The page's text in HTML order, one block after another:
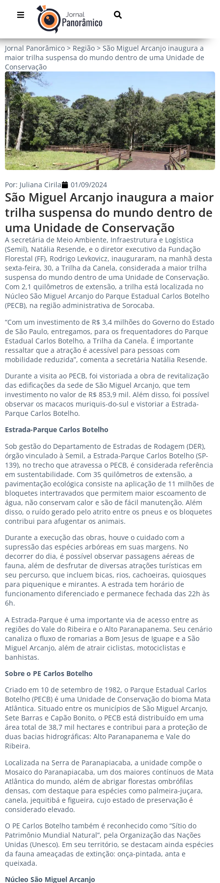
Jornal Panorâmico > Região > São Miguel Arcanjo inaugura a
maior trilha suspensa do mundo dentro de uma Unidade de
Conservação
São Miguel Arcanjo inaugura a maior
trilha suspensa do mundo dentro de
uma Unidade de Conservação
Por: Juliana Cirila 01/09/2024
A secretária de Meio Ambiente, Infraestrutura e Logística
(Semil), Natália Resende, e o diretor executivo da Fundação
Florestal (FF), Rodrigo Levkovicz, inauguraram, na manhã desta
sexta-feira, 30, a Trilha da Canela, considerada a maior trilha
suspensa do mundo dentro de uma Unidade de Conservação.
Com 2,1 quilômetros de extensão, a trilha está localizada no
Núcleo São Miguel Arcanjo do Parque Estadual Carlos Botelho
(PECB), na região administrativa de Sorocaba.
“Com um investimento de R$ 3,4 milhões do Governo do Estado
de São Paulo, entregamos, para os frequentadores do Parque
Estadual Carlos Botelho, a Trilha da Canela. É importante
ressaltar que a atração é acessível para pessoas com
mobilidade reduzida”, comenta a secretária Natália Resende.
Durante a visita ao PECB, foi vistoriada a obra de revitalização
das edificações da sede de São Miguel Arcanjo, que tem
investimento no valor de R$ 853,9 mil. Além disso, foi possível
observar os macacos muriquis-do-sul e vistoriar a Estrada-
Parque Carlos Botelho.
Estrada-Parque Carlos Botelho
Sob gestão do Departamento de Estradas de Rodagem (DER),
órgão vinculado à Semil, a Estrada-Parque Carlos Botelho (SP-
139), no trecho que atravessa o PECB, é considerada referência
em sustentabilidade. Com 35 quilômetros de extensão, a
pavimentação ecológica consiste na aplicação de 11 milhões de
bloquetes intertravados que permitem maior escoamento de
água, não conservam calor e são de fácil manutenção. Além
disso, o ruído gerado pelo atrito entre os pneus e os bloquetes
contribui para afugentar os animais.
Durante a execução das obras, houve o cuidado com a
supressão das espécies arbóreas em suas margens. No
decorrer do dia, é possível observar passagens aéreas de
fauna, além de desfrutar de diversas atrações turísticas em
seu percurso, que incluem bicas, rios, cachoeiras, quiosques
para piquenique e mirantes. A estrada tem horário de
funcionamento diferenciado e permanece fechada das 22h às
6h.
A Estrada-Parque é uma importante via de acesso entre as
regiões do Vale do Ribeira e o Alto Paranapanema. Seu cenário
canaliza o fluxo de romarias a Bom Jesus de Iguape e a São
Miguel Arcanjo, além de atrair ciclistas, motociclistas e
banhistas.
Sobre o PE Carlos Botelho
Criado em 10 de setembro de 1982, o Parque Estadual Carlos
Botelho (PECB) é uma Unidade de Conservação do bioma Mata
Atlântica. Situado entre os municípios de São Miguel Arcanjo,
Sete Barras e Capão Bonito, o PECB está distribuído em uma
área total de 38,7 mil hectares e contribui para a proteção de
duas bacias hidrográficas: Alto Paranapanema e Vale do
Ribeira.
Localizada na Serra de Paranapiacaba, a unidade compõe o
Mosaico do Paranapiacaba, um dos maiores contínuos de Mata
Atlântica do mundo, além de abrigar florestas ombrófilas
densas, com destaque para espécies como palmeira-juçara,
canela, jequitibá e figueira, cujo estado de preservação é
considerado elevado.
O PE Carlos Botelho também é reconhecido como “Sítio do
Patrimônio Mundial Natural”, pela Organização das Nações
Unidas (Unesco). Em seu território, se destacam ainda espécies
da fauna ameaçadas de extinção: onça-pintada, anta e
queixada.
Núcleo São Miguel Arcanjo